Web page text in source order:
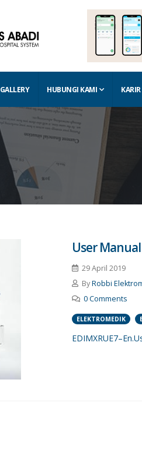
GALLERY HUBUNGI KAMI KARIR
User
29 April 2019
ByRobbi
0 Comments
ELEKTROMEDIK